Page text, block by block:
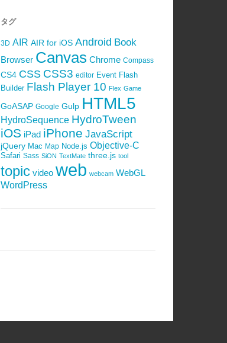
タグ
3D AIR AIR for iOS Android Book
Browser Canvas Chrome Compass
CS4 CSS CSS3 editor Event Flash
Builder Flash Player 10 Flex Game
GoASAP Google Gulp HTML5
HydroSequence HydroTween
iOS iPad iPhone JavaScript
jQuery Mac Map Node.js Objective-C
Safari Sass SiON TextMate three.js tool
topic video web webcam WebGL
WordPress